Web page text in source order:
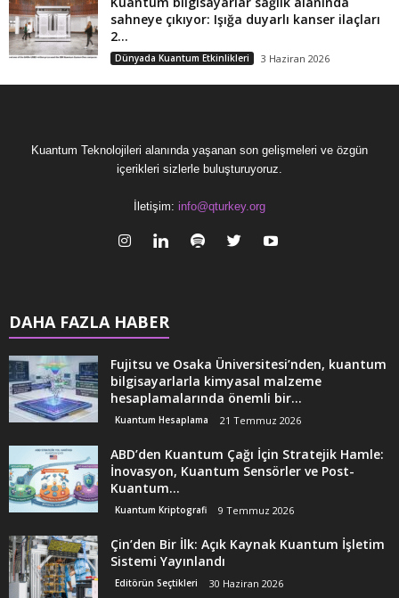
sahneye çıkıyor: Işığa duyarlı kanser ilaçları
2...
Dünyada Kuantum Etkinlikleri 3 Haziran 2026
Kuantum Teknolojileri alanında yaşanan son gelişmeleri ve özgün
içerikleri sizlerle buluşturuyoruz.
İletişim: info@qturkey.org
DAHA FAZLA HABER
Fujitsu ve Osaka Üniversitesi’nden, kuantum
bilgisayarlarla kimyasal malzeme
hesaplamalarında önemli bir...
Kuantum Hesaplama 21 Temmuz 2026
ABD’den Kuantum Çağı İçin Stratejik Hamle:
İnovasyon, Kuantum Sensörler ve Post-
Kuantum...
Kuantum Kriptografi 9 Temmuz 2026
Çin’den Bir İlk: Açık Kaynak Kuantum İşletim
Sistemi Yayınlandı
Editörün Seçtikleri 30 Haziran 2026